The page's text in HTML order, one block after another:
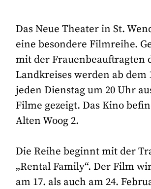
Das Neue Theater in St.
eine besondere Filmreihe.
mit der Frauenbeauftragten
Landkreises werden ab dem
jeden Dienstag um 20 Uhr
Filme gezeigt. Das Kino
Alten Woog 2.
Die Reihe beginnt mit der
„Rental Family“. Der Film
am 17. als auch am 24.